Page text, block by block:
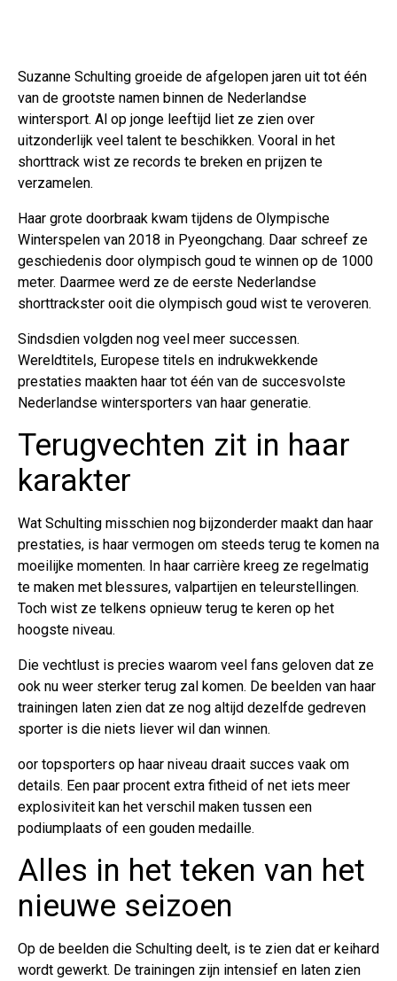
Suzanne Schulting groeide de afgelopen jaren uit tot één
van de grootste namen binnen de Nederlandse
wintersport. Al op jonge leeftijd liet ze zien over
uitzonderlijk veel talent te beschikken. Vooral in het
shorttrack wist ze records te breken en prijzen te
verzamelen.
Haar grote doorbraak kwam tijdens de Olympische
Winterspelen van 2018 in Pyeongchang. Daar schreef ze
geschiedenis door olympisch goud te winnen op de 1000
meter. Daarmee werd ze de eerste Nederlandse
shorttrackster ooit die olympisch goud wist te veroveren.
Sindsdien volgden nog veel meer successen.
Wereldtitels, Europese titels en indrukwekkende
prestaties maakten haar tot één van de succesvolste
Nederlandse wintersporters van haar generatie.
Terugvechten zit in haar
karakter
Wat Schulting misschien nog bijzonderder maakt dan haar
prestaties, is haar vermogen om steeds terug te komen na
moeilijke momenten. In haar carrière kreeg ze regelmatig
te maken met blessures, valpartijen en teleurstellingen.
Toch wist ze telkens opnieuw terug te keren op het
hoogste niveau.
Die vechtlust is precies waarom veel fans geloven dat ze
ook nu weer sterker terug zal komen. De beelden van haar
trainingen laten zien dat ze nog altijd dezelfde gedreven
sporter is die niets liever wil dan winnen.
oor topsporters op haar niveau draait succes vaak om
details. Een paar procent extra fitheid of net iets meer
explosiviteit kan het verschil maken tussen een
podiumplaats of een gouden medaille.
Alles in het teken van het
nieuwe seizoen
Op de beelden die Schulting deelt, is te zien dat er keihard
wordt gewerkt. De trainingen zijn intensief en laten zien